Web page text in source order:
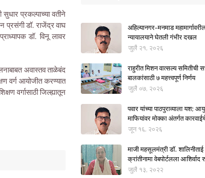
प्रकल्पाच्या वतीने
प्रसंगी डॉ. राजेंद्र वाघ
डॉ. विनू लावर
अवास्तव ताळेबंद
वर्ग आयोजीत करण्यात
वर्गासाठी जिल्ह्यातून
अहिल्यानगर–मनमाड
न्यायालयाने घेतली गंभीर दखल
जुलै २१, २०२६
राहुरीत मिशन वात्सल्य समितीची
बालकांसाठी ७ महत्त्वपूर्ण निर्णय
जुलै ०७, २०२६
पवार यांच्या पाठपुराव्याला यश;
माफियांवर मोक्का अंतर्गत
जून १६, २०२६
माजी महसूलमंत्री डॉ.
क्रांतीनामा वेबपोर्टलला आशिर्वाद
जुलै १३, २०२२